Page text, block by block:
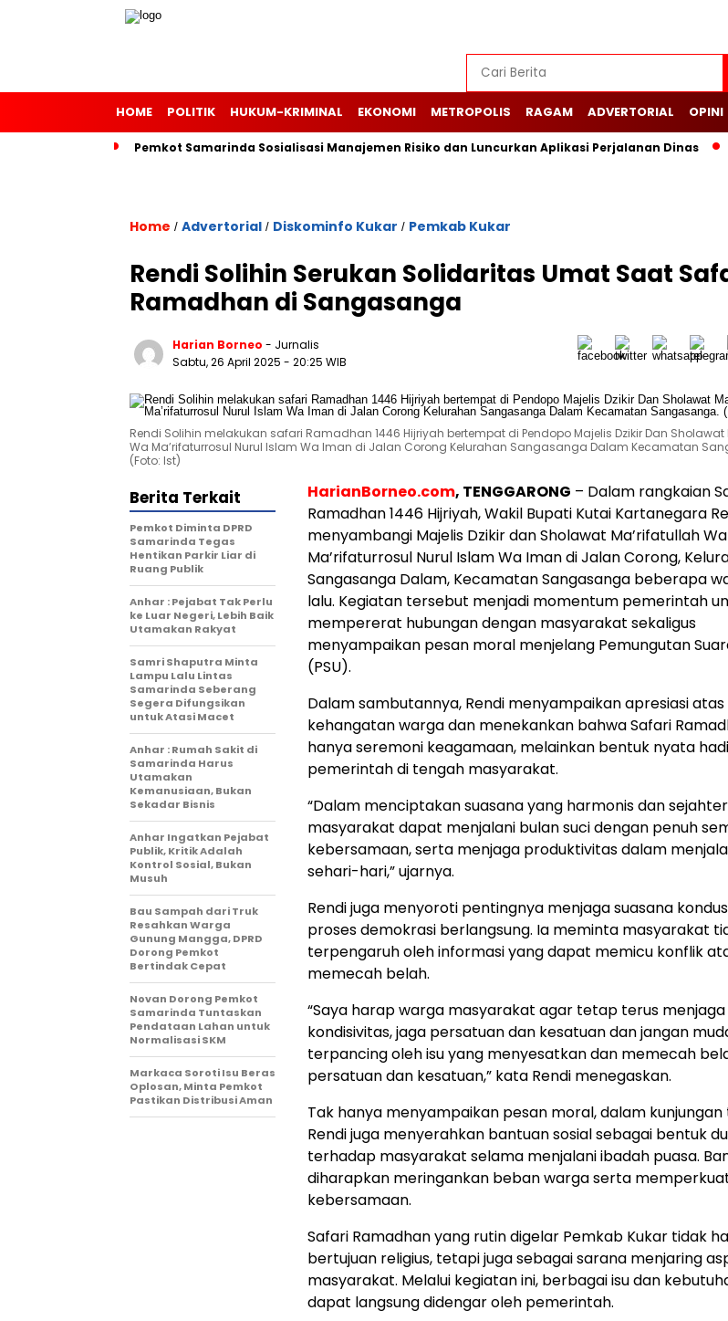
HOME POLITIK HUKUM-KRIMINAL EKONOMI METROPOLIS RAGAM ADVERTORIAL OPINI
Pemkot Samarinda Sosialisasi Manajemen Risiko dan Luncurkan Aplikasi Perjalanan Dinas
Home / Advertorial / Diskominfo Kukar / Pemkab Kukar
Rendi Solihin Serukan Solidaritas Umat Saat
Ramadhan di Sangasanga
Harian Borneo - Jurnalis
Sabtu, 26 April 2025 - 20:25 WIB
Rendi Solihin melakukan safari Ramadhan 1446 Hijriyah bertempat di Pendopo Majelis Dzikir Dan Sholawat
Wa Ma’rifaturrosul Nurul Islam Wa Iman di Jalan Corong Kelurahan Sangasanga Dalam Kecamatan
(Foto: Ist)
HarianBorneo.com, TENGGARONG – Dalam rangkaian
Ramadhan 1446 Hijriyah, Wakil Bupati Kutai Kartanegara
menyambangi Majelis Dzikir dan Sholawat Ma’rifatullah Wa
Ma’rifaturrosul Nurul Islam Wa Iman di Jalan Corong,
Sangasanga Dalam, Kecamatan Sangasanga beberapa
lalu. Kegiatan tersebut menjadi momentum pemerintah
mempererat hubungan dengan masyarakat sekaligus
menyampaikan pesan moral menjelang Pemungutan
(PSU).
Dalam sambutannya, Rendi menyampaikan apresiasi atas
kehangatan warga dan menekankan bahwa Safari
hanya seremoni keagamaan, melainkan bentuk nyata
pemerintah di tengah masyarakat.
“Dalam menciptakan suasana yang harmonis dan
masyarakat dapat menjalani bulan suci dengan penuh
kebersamaan, serta menjaga produktivitas dalam
sehari-hari,” ujarnya.
Rendi juga menyoroti pentingnya menjaga suasana
proses demokrasi berlangsung. Ia meminta masyarakat
terpengaruh oleh informasi yang dapat memicu konflik
memecah belah.
“Saya harap warga masyarakat agar tetap terus menjaga
kondisivitas, jaga persatuan dan kesatuan dan jangan
terpancing oleh isu yang menyesatkan dan memecah
persatuan dan kesatuan,” kata Rendi menegaskan.
Tak hanya menyampaikan pesan moral, dalam
Rendi juga menyerahkan bantuan sosial sebagai bentuk
terhadap masyarakat selama menjalani ibadah puasa.
diharapkan meringankan beban warga serta
kebersamaan.
Safari Ramadhan yang rutin digelar Pemkab Kukar tidak
bertujuan religius, tetapi juga sebagai sarana menjaring
masyarakat. Melalui kegiatan ini, berbagai isu dan
dapat langsung didengar oleh pemerintah.
Berita Terkait
Pemkot Diminta DPRD
Samarinda Tegas
Hentikan Parkir Liar di
Ruang Publik
Anhar : Pejabat Tak Perlu
ke Luar Negeri, Lebih Baik
Utamakan Rakyat
Samri Shaputra Minta
Lampu Lalu Lintas
Samarinda Seberang
Segera Difungsikan
untuk Atasi Macet
Anhar : Rumah Sakit di
Samarinda Harus
Utamakan
Kemanusiaan, Bukan
Sekadar Bisnis
Anhar Ingatkan Pejabat
Publik, Kritik Adalah
Kontrol Sosial, Bukan
Musuh
Bau Sampah dari Truk
Resahkan Warga
Gunung Mangga, DPRD
Dorong Pemkot
Bertindak Cepat
Novan Dorong Pemkot
Samarinda Tuntaskan
Pendataan Lahan untuk
Normalisasi SKM
Markaca Soroti Isu Beras
Oplosan, Minta Pemkot
Pastikan Distribusi Aman